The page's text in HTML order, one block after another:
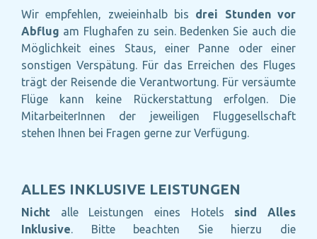
Wir empfehlen, zweieinhalb bis drei Stunden vor
Abflug am Flughafen zu sein. Bedenken Sie auch die
Möglichkeit eines Staus, einer Panne oder einer
sonstigen Verspätung. Für das Erreichen des Fluges
trägt der Reisende die Verantwortung. Für versäumte
Flüge kann keine Rückerstattung erfolgen. Die
MitarbeiterInnen der jeweiligen Fluggesellschaft
stehen Ihnen bei Fragen gerne zur Verfügung.
ALLES INKLUSIVE LEISTUNGEN
Nicht alle Leistungen eines Hotels sind Alles
Inklusive. Bitte beachten Sie hierzu die